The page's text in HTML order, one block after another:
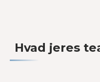
Hvad jeres